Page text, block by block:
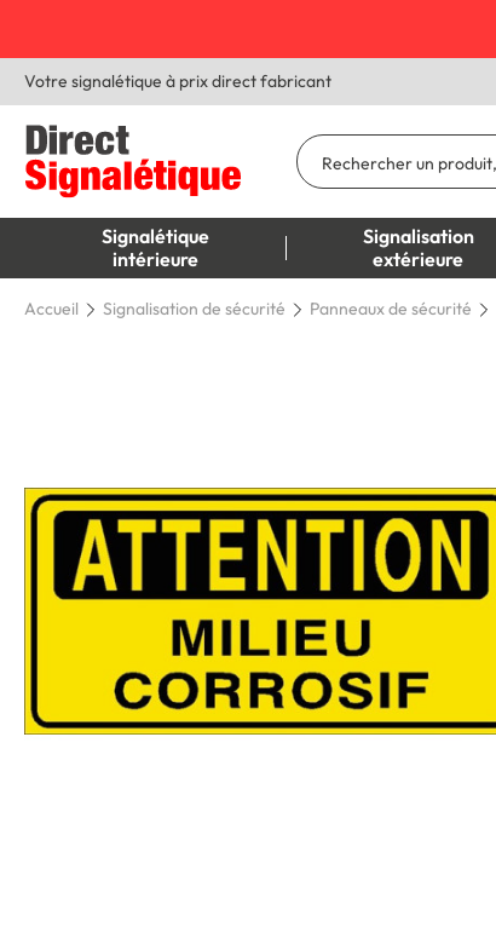
Votre signalétique à prix direct fabricant
Signalétique
intérieure
Signalisation
extérieure
Accueil Signalisation de sécurité Panneaux de sécurité